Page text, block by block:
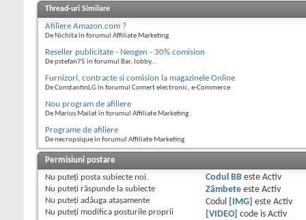
Thread-uri Similare
Afiliere Amazon.com ?
De Nichita în forumul Affiliate Marketing
Reseller publicitate - Neogen - 30% comision
De pstefan75 în forumul Bar, lobby...
Furnizori, contracte si comision la magazinele Online
De ConstantinLG în forumul Comert electronic, e-Commerce
Nou program de afiliere
De Marius Mailat în forumul Affiliate Marketing
Programe de afiliere
De necropsique în forumul Affiliate Marketing
Permisiuni postare
Nu puteţi posta subiecte noi.
Nu puteţi răspunde la subiecte
Nu puteţi adăuga ataşamente
Nu puteţi modifica posturile proprii
Codul BBeste Activ
Zâmbeteeste Activ
Codul
[IMG] este Activ
[VIDEO]
code is Activ